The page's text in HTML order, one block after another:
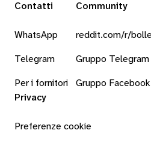
Contatti
WhatsApp
Telegram
Per i fornitori
Community
reddit.com/r/
Gruppo Telegram
Gruppo Facebook
Privacy
Preferenze cookie